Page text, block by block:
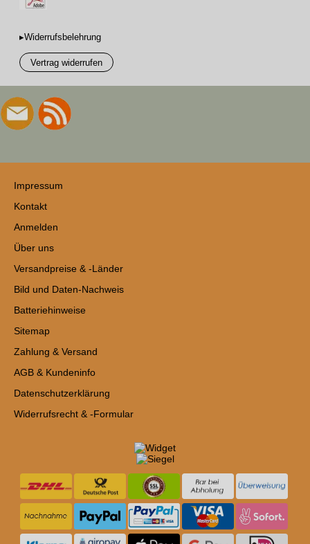
▸Widerrufsbelehrung
Vertrag widerrufen
Impressum
Kontakt
Anmelden
Über uns
Versandpreise & -Länder
Bild und Daten-Nachweis
Batteriehinweise
Sitemap
Zahlung & Versand
AGB & Kundeninfo
Datenschutzerklärung
Widerrufsrecht & -Formular